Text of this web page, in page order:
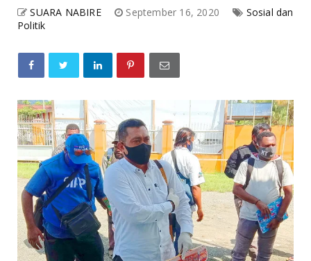
SUARA NABIRE September 16, 2020
Sosial dan
Politik